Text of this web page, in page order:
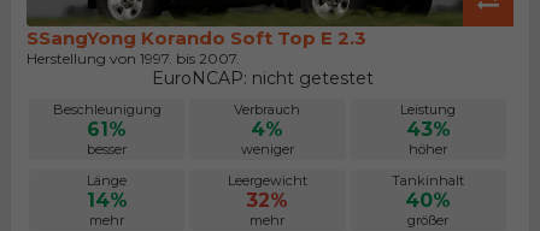
SSangYong Korando Soft Top E 2.3
Herstellung von 1997. bis 2007.
EuroNCAP: nicht getestet
Beschleunigung
61%
besser
Verbrauch
4%
weniger
Leistung
43%
höher
Länge
14%
mehr
Leergewicht
32%
mehr
Tankinhalt
40%
größer